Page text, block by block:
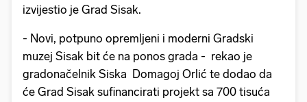
izvijestio je Grad Sisak.
- Novi, potpuno opremljeni i moderni Gradski
muzej Sisak bit će na ponos grada - rekao je
gradonačelnik Siska Domagoj Orlić te dodao da
će Grad Sisak sufinancirati projekt sa 700 tisuća